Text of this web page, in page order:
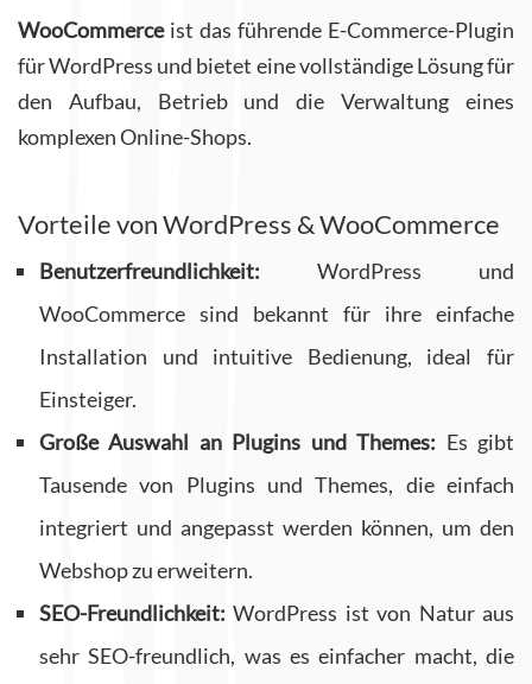
WooCommerceist das führende E-Commerce-Plugin
für WordPress und bietet eine vollständige Lösung für
den Aufbau, Betrieb und die Verwaltung eines
komplexen Online-Shops.
Vorteile von WordPress & WooCommerce
Benutzerfreundlichkeit: WordPress und
WooCommerce sind bekannt für ihre einfache
Installation und intuitive Bedienung, ideal für
Einsteiger.
Große Auswahl an Plugins und Themes: Es gibt
Tausende von Plugins und Themes, die einfach
integriert und angepasst werden können, um den
Webshop zu erweitern.
SEO-Freundlichkeit: WordPress ist von Natur aus
sehr SEO-freundlich, was es einfacher macht, die